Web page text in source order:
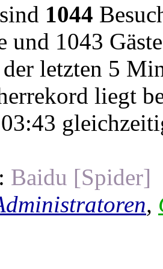
1044
und 1043
der letzten 5
liegt
Baidu [Spider]
,